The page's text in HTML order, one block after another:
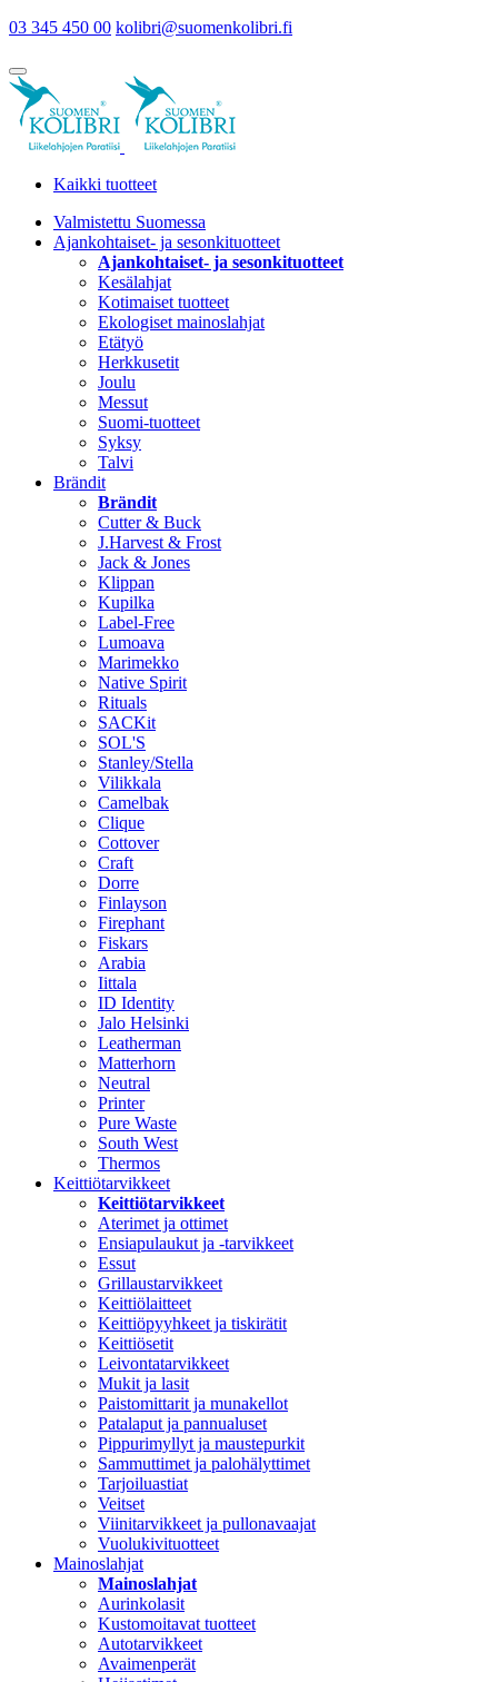
03 345 450 00 kolibri@suomenkolibri.fi
Kaikki tuotteet
Valmistettu Suomessa
Ajankohtaiset- ja sesonkituotteet
Ajankohtaiset- ja sesonkituotteet
Kesälahjat
Kotimaiset tuotteet
Ekologiset mainoslahjat
Etätyö
Herkkusetit
Joulu
Messut
Suomi-tuotteet
Syksy
Talvi
Brändit
Brändit
Cutter & Buck
J.Harvest & Frost
Jack & Jones
Klippan
Kupilka
Label-Free
Lumoava
Marimekko
Native Spirit
Rituals
SACKit
SOL'S
Stanley/Stella
Vilikkala
Camelbak
Clique
Cottover
Craft
Dorre
Finlayson
Firephant
Fiskars
Arabia
Iittala
ID Identity
Jalo Helsinki
Leatherman
Matterhorn
Neutral
Printer
Pure Waste
South West
Thermos
Keittiötarvikkeet
Keittiötarvikkeet
Aterimet ja ottimet
Ensiapulaukut ja -tarvikkeet
Essut
Grillaustarvikkeet
Keittiölaitteet
Keittiöpyyhkeet ja tiskirätit
Keittiösetit
Leivontatarvikkeet
Mukit ja lasit
Paistomittarit ja munakellot
Patalaput ja pannualuset
Pippurimyllyt ja maustepurkit
Sammuttimet ja palohälyttimet
Tarjoiluastiat
Veitset
Viinitarvikkeet ja pullonavaajat
Vuolukivituotteet
Mainoslahjat
Mainoslahjat
Aurinkolasit
Kustomoitavat tuotteet
Autotarvikkeet
Avaimenperät